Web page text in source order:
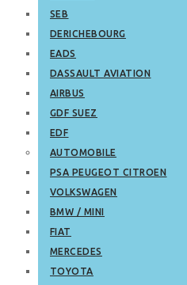
SEB
DERICHEBOURG
EADS
DASSAULT AVIATION
AIRBUS
GDF SUEZ
EDF
AUTOMOBILE
PSA PEUGEOT CITROEN
VOLKSWAGEN
BMW / MINI
FIAT
MERCEDES
TOYOTA